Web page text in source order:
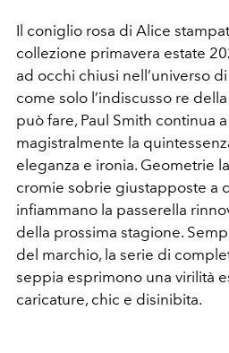
Il coniglio rosa di Alice
collezione primavera estate
ad occhi chiusi nell’universo di
come solo l’indiscusso re
può fare, Paul Smith continua
magistralmente la
eleganza e ironia. Geometrie
cromie sobrie giustapposte a
infiammano la passerella
della prossima stagione.
del marchio, la serie di
seppia esprimono una virilità
caricature, chic e disinibita.